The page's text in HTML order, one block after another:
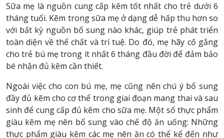
Sữa mẹ là nguồn cung cấp kẽm tốt nhất cho trẻ dưới 6
tháng tuổi. Kẽm trong sữa mẹ ở dạng dễ hấp thu hơn so
với bất kỳ nguồn bổ sung nào khác, giúp trẻ phát triển
toàn diện về thể chất và trí tuệ. Do đó, mẹ hãy cố gắng
cho trẻ bú mẹ trong ít nhất 6 tháng đầu đời để đảm bảo
bé nhận đủ kẽm cần thiết.
Ngoài việc cho con bú mẹ, mẹ cũng nên chú ý bổ sung
đầy đủ kẽm cho cơ thể trong giai đoạn mang thai và sau
sinh để cung cấp đủ kẽm cho sữa mẹ. Một số thực phẩm
giàu kẽm mẹ nên bổ sung vào chế độ ăn uống: Những
thực phẩm giàu kẽm các mẹ nên ăn có thể kể đến như